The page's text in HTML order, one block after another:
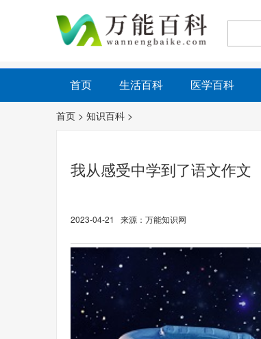
首页 生活百科 医学百科
首页 > 知识百科 >
我从感受中学到了语文作文
2023-04-21 来源：万能知识网